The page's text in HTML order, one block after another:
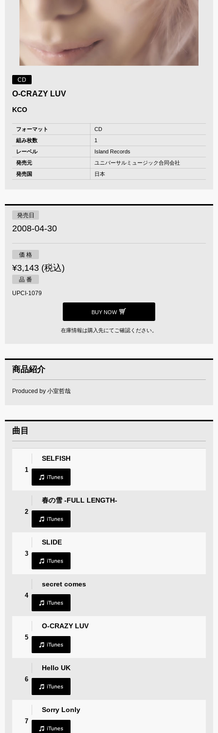
CD
O-CRAZY LUV
KCO
フォーマット
CD
組み枚数
1
レーベル
Island Records
発売元
ユニバーサルミュージック合同会社
発売国
日本
発売日
2008-04-30
価 格
¥3,143 (税込)
品 番
UPCI-1079
BUY NOW
在庫情報は購入先にてご確認ください。
商品紹介
Produced by 小室哲哉
曲目
1
SELFISH
2
春の雪 -FULL LENGTH-
3
SLIDE
4
secret comes
5
O-CRAZY LUV
6
Hello UK
7
Sorry Lonly